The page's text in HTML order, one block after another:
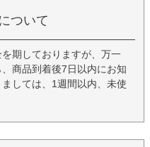
ついて
期しておりますが、万一
商品到着後7日以内にお知
しては、1週間以内、未使